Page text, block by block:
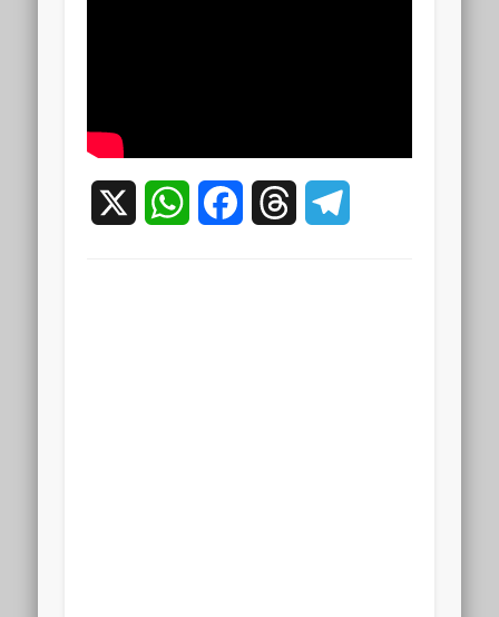
WhatsAppFacebookThreads